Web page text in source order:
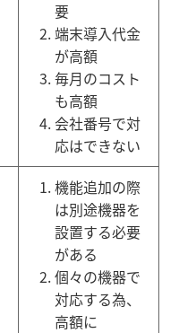
要
端末導入代金
が高額
毎月のコスト
も高額
会社番号で対
応はできない
機能追加の際
は別途機器を
設置する必要
がある
個々の機器で
対応する為、
高額に